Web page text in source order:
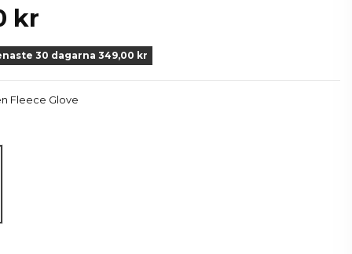
kr
30 dagarna 349,00 kr
Fleece Glove